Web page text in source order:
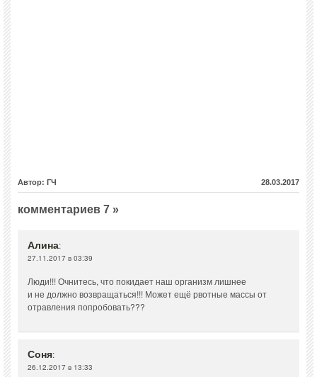
Автор: ГЧ 28.03.2017
комментариев 7 »
Алина:
27.11.2017 в 03:39
Люди!!! Очнитесь, что покидает наш организм лишнее
и не должно возвращаться!!! Может ещё рвотные массы от
отравления попробовать???
Соня:
26.12.2017 в 13:33